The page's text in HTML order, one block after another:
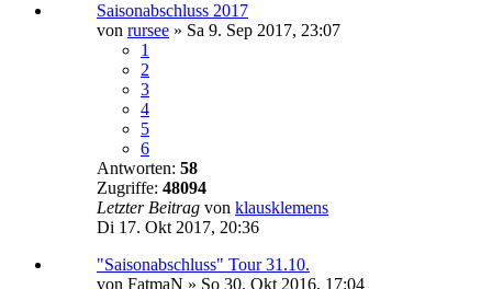
Saisonabschluss 2017
von rursee » Sa 9. Sep 2017, 23:07
1
2
3
4
5
6
Antworten: 58
Zugriffe: 48094
Letzter Beitrag von klausklemens
Di 17. Okt 2017, 20:36
"Saisonabschluss" Tour 31.10.
von FatmaN » So 30. Okt 2016, 17:04